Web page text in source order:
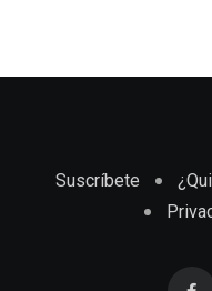
Suscríbete